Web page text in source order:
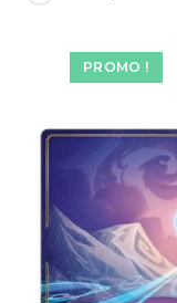
PROMO !